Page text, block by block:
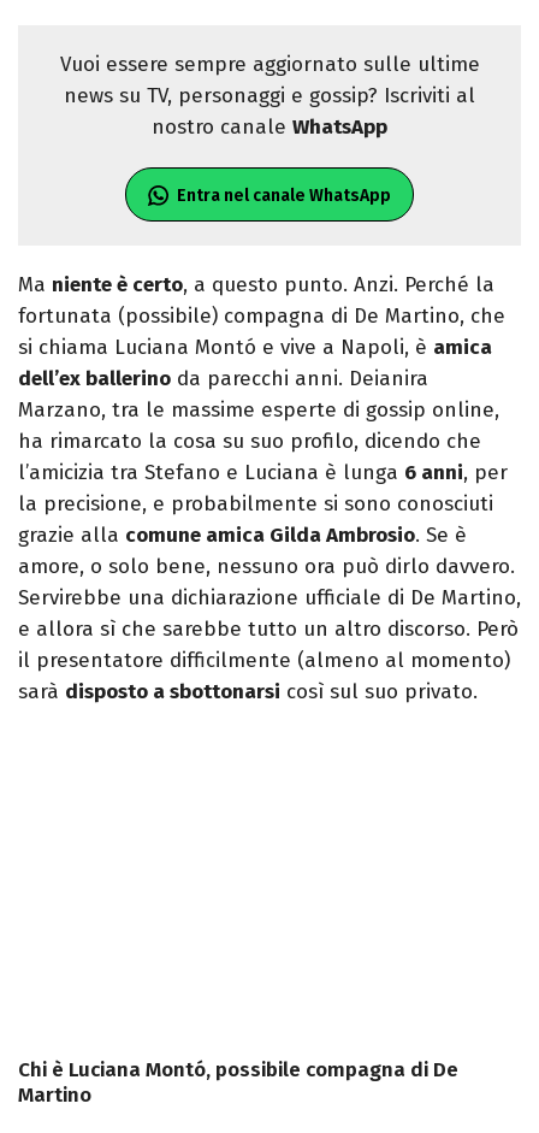
Vuoi essere sempre aggiornato sulle ultime
news su TV, personaggi e gossip? Iscriviti al
nostro canale WhatsApp
Entra nel canale WhatsApp
Ma niente è certo, a questo punto. Anzi. Perché la
fortunata (possibile) compagna di De Martino, che
si chiama Luciana Montó e vive a Napoli, è amica
dell’ex ballerino da parecchi anni. Deianira
Marzano, tra le massime esperte di gossip online,
ha rimarcato la cosa su suo profilo, dicendo che
l’amicizia tra Stefano e Luciana è lunga 6 anni, per
la precisione, e probabilmente si sono conosciuti
grazie alla comune amica Gilda Ambrosio. Se è
amore, o solo bene, nessuno ora può dirlo davvero.
Servirebbe una dichiarazione ufficiale di De Martino,
e allora sì che sarebbe tutto un altro discorso. Però
il presentatore difficilmente (almeno al momento)
sarà disposto a sbottonarsi così sul suo privato.
Chi è Luciana Montó, possibile compagna di De
Martino